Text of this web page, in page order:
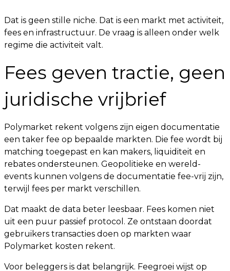
Dat is geen stille niche. Dat is een markt met activiteit,
fees en infrastructuur. De vraag is alleen onder welk
regime die activiteit valt.
Fees geven tractie, geen
juridische vrijbrief
Polymarket rekent volgens zijn eigen documentatie
een taker fee op bepaalde markten. Die fee wordt bij
matching toegepast en kan makers, liquiditeit en
rebates ondersteunen. Geopolitieke en wereld-
events kunnen volgens de documentatie fee-vrij zijn,
terwijl fees per markt verschillen.
Dat maakt de data beter leesbaar. Fees komen niet
uit een puur passief protocol. Ze ontstaan doordat
gebruikers transacties doen op markten waar
Polymarket kosten rekent.
Voor beleggers is dat belangrijk. Feegroei wijst op